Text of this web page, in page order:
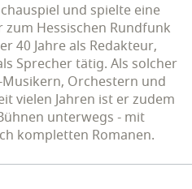
und spielte eine
Hessischen Rundfunk
40 Jahre als Redakteur,
Sprecher tätig. Als solcher
Orchestern und
vielen Jahren ist er zudem
unterwegs - mit
kompletten Romanen.